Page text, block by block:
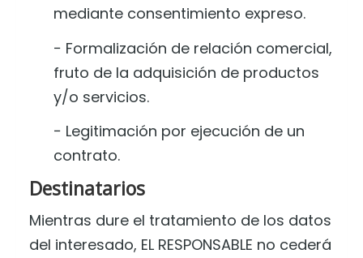
mediante consentimiento expreso.
− Formalización de relación comercial,
fruto de la adquisición de productos
y/o servicios.
− Legitimación por ejecución de un
contrato.
Destinatarios
Mientras dure el tratamiento de los datos
del interesado, EL RESPONSABLE no cederá